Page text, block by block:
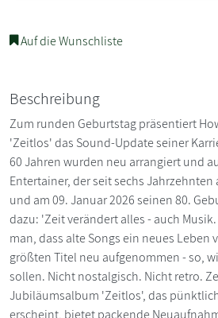
Auf die Wunschliste
Beschreibung
Zum runden Geburtstag präsentiert
'Zeitlos' das Sound-Update seiner
60 Jahren wurden neu arrangiert und
Entertainer, der seit sechs
und am 09. Januar 2026 seinen 80.
dazu: 'Zeit verändert alles - auch
man, dass alte Songs ein neues Leben
größten Titel neu aufgenommen - so,
sollen. Nicht nostalgisch. Nicht retro.
Jubiläumsalbum 'Zeitlos', das
erscheint, bietet packende